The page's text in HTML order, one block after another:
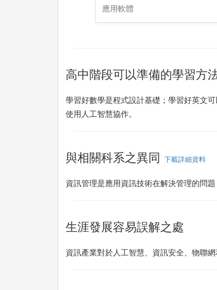
應用軟體
高中階段可以準備的學習方
學習好數學是程式設計基礎；學習好英文
使用人工智慧協作。
與相關科系之異同 下載詳細資料
資訊管理是應用資訊技術在解決管理的問
生涯發展容易誤解之處
資訊產業對於人工智慧、資訊安全、物聯